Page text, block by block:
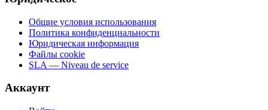
Общие условия использования
Политика конфиденциальности
Юридическая информация
Файлы cookie
SLA — Niveau de service
Аккаунт